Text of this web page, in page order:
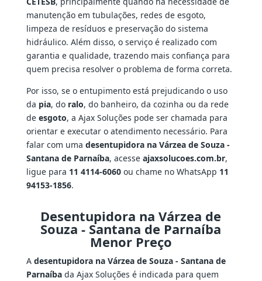
manutenção em tubulações, redes de esgoto,
limpeza de resíduos e preservação do sistema
hidráulico. Além disso, o serviço é realizado com
garantia e qualidade, trazendo mais confiança para
quem precisa resolver o problema de forma correta.
Por isso, se o entupimento está prejudicando o uso
da pia, do ralo, do banheiro, da cozinha ou da rede
de esgoto, a Ajax Soluções pode ser chamada para
orientar e executar o atendimento necessário. Para
falar com uma desentupidora na Várzea de Souza -
Santana de Parnaíba, acesse ajaxsolucoes.com.br,
ligue para 11 4114-6060ou chame no WhatsApp 11
94153-1856.
Desentupidora na Várzea de
Souza - Santana de Parnaíba
Menor Preço
A desentupidora na Várzea de Souza - Santana de
Parnaíbada Ajax Soluções é indicada para quem